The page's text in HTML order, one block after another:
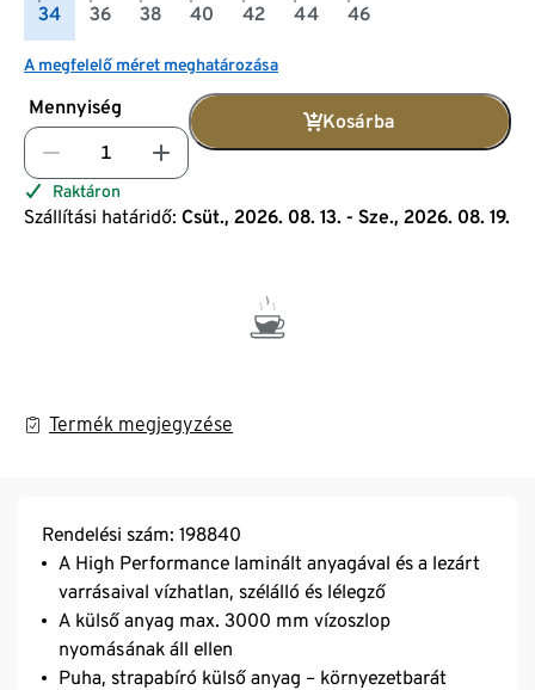
34 36 38 40 42 44 46
A megfelelő méret meghatározása
Mennyiség
Kosárba
Raktáron
Szállítási határidő: Csüt., 2026. 08. 13. - Sze., 2026. 08. 19.
Termék megjegyzése
Rendelési szám: 198840
A High Performance laminált anyagával és a lezárt
varrásaival vízhatlan, szélálló és lélegző
A külső anyag max. 3000 mm vízoszlop
nyomásának áll ellen
Puha, strapabíró külső anyag – környezetbarát